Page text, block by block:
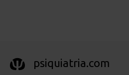
psiquiatria.com